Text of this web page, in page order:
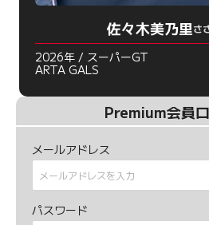
佐々木美乃里さ
2026年 / スーパーGT
ARTA GALS
Premium会員
メールアドレス
パスワード